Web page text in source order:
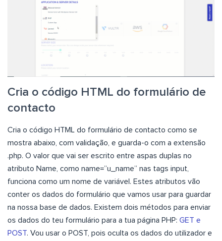
Cria o código HTML do formulário de
contacto
Cria o código HTML do formulário de contacto como se
mostra abaixo, com validação, e guarda-o com a extensão
.php. O valor que vai ser escrito entre aspas duplas no
atributo Name, como name=”u_name” nas tags input,
funciona como um nome de variável. Estes atributos vão
conter os dados do formulário que vamos usar para guardar
na nossa base de dados. Existem dois métodos para enviar
os dados do teu formulário para a tua página PHP: GET e
POST. Vou usar o POST, pois oculta os dados do utilizador e